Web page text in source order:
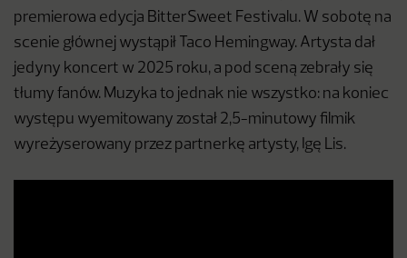
premierowa edycja BitterSweet Festivalu. W sobotę na
scenie głównej wystąpił Taco Hemingway. Artysta dał
jedyny koncert w 2025 roku, a pod sceną zebrały się
tłumy fanów. Muzyka to jednak nie wszystko: na koniec
występu wyemitowany został 2,5-minutowy filmik
wyreżyserowany przez partnerkę artysty, Igę Lis.